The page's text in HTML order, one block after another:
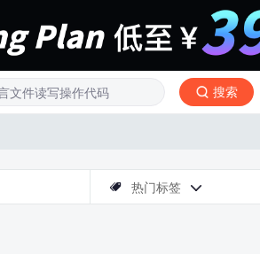
搜索
 热门标签 